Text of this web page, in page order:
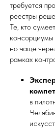
требуется
реестры
Те, кто
но чаще
рамках
в